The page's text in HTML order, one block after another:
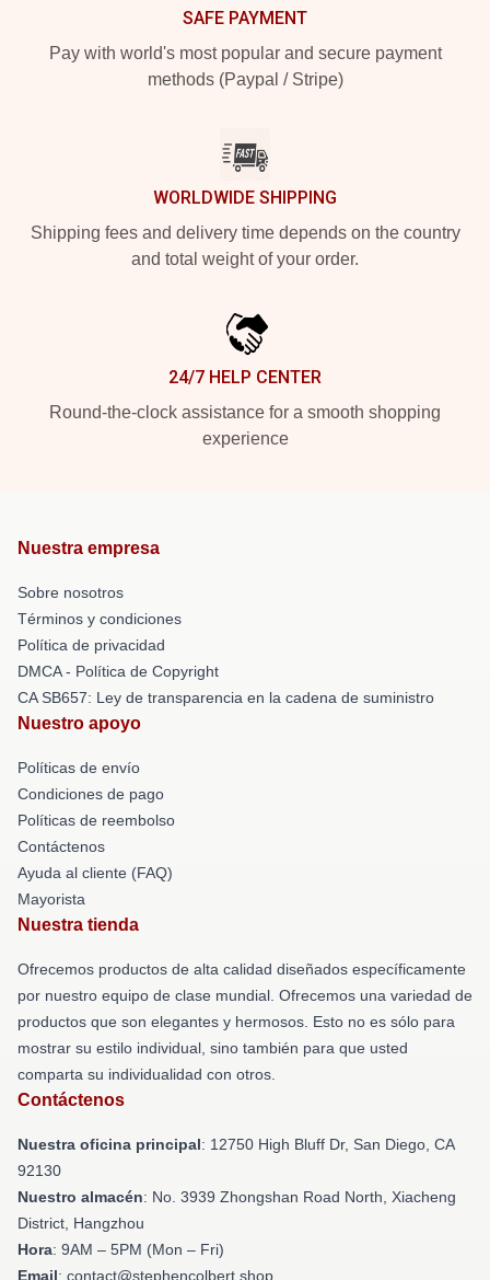
SAFE PAYMENT
Pay with world's most popular and secure payment
methods (Paypal / Stripe)
WORLDWIDE SHIPPING
Shipping fees and delivery time depends on the country
and total weight of your order.
24/7 HELP CENTER
Round-the-clock assistance for a smooth shopping
experience
Nuestra empresa
Sobre nosotros
Términos y condiciones
Política de privacidad
DMCA - Política de Copyright
CA SB657: Ley de transparencia en la cadena de suministro
Nuestro apoyo
Políticas de envío
Condiciones de pago
Políticas de reembolso
Contáctenos
Ayuda al cliente (FAQ)
Mayorista
Nuestra tienda
Ofrecemos productos de alta calidad diseñados específicamente
por nuestro equipo de clase mundial. Ofrecemos una variedad de
productos que son elegantes y hermosos. Esto no es sólo para
mostrar su estilo individual, sino también para que usted
comparta su individualidad con otros.
Contáctenos
Nuestra oficina principal: 12750 High Bluff Dr, San Diego, CA
92130
Nuestro almacén: No. 3939 Zhongshan Road North, Xiacheng
District, Hangzhou
Hora: 9AM – 5PM (Mon – Fri)
Email: contact@stephencolbert.shop